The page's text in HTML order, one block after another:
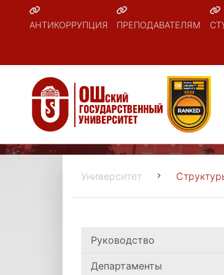
АНТИКОРРУПЦИЯ ПРЕПОДАВАТЕЛЯМ
Университет
Руководство
Департаменты